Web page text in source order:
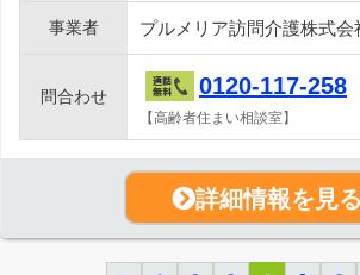
事業者 プルメリア訪問介護株式会
問合わせ 0120-117-258
【高齢者住まい相談室】
詳細情報を見る